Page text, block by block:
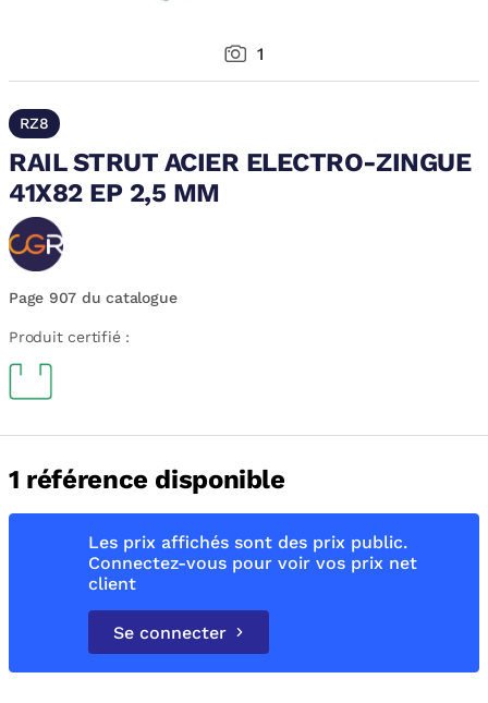
1
RZ8
RAIL STRUT ACIER ELECTRO-ZINGUE
41X82 EP 2,5 MM
Page 907 du catalogue
Produit certifié :
1 référence disponible
Les prix affichés sont des prix public.
Connectez-vous pour voir vos prix net
client
Se connecter